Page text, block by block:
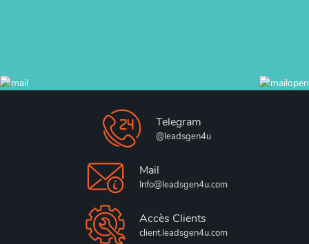
Telegram
@leadsgen4u
Mail
Info@leadsgen4u.com
Accès Clients
client.leadsgen4u.com